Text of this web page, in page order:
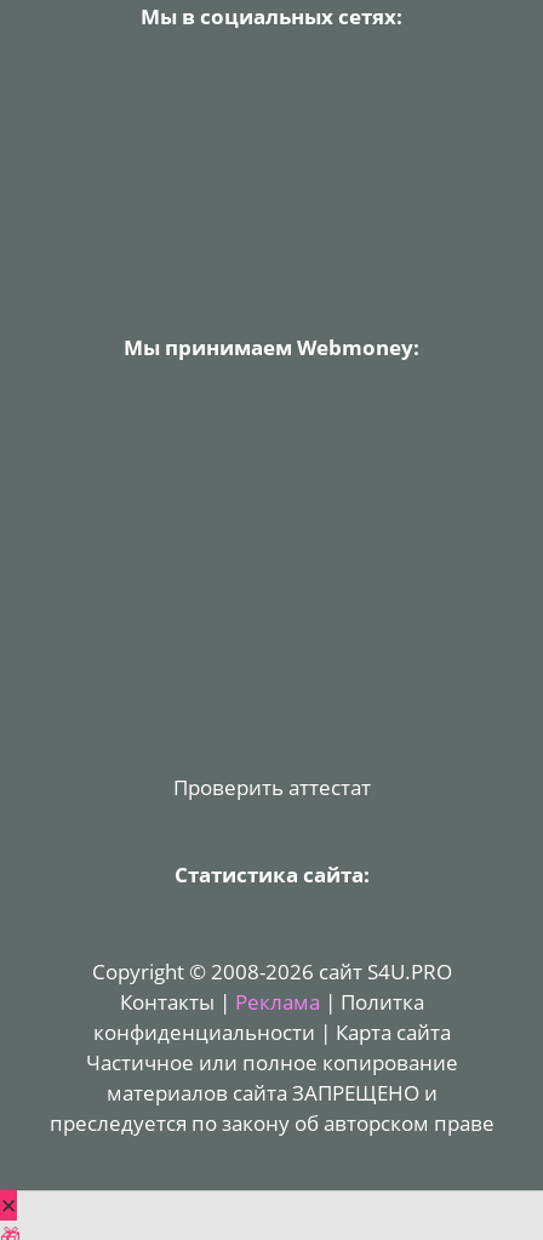
Мы в социальных сетях:
Мы принимаем Webmoney:
Проверить аттестат
Статистика сайта:
Copyright © 2008-2026 сайт S4U.PRO
Контакты | Реклама | Политка
конфиденциальности | Карта сайта
Частичное или полное копирование
материалов сайта ЗАПРЕЩЕНО и
преследуется по закону об авторском праве
✕